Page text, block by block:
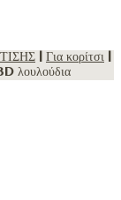
Για κορίτσι
λουλούδια